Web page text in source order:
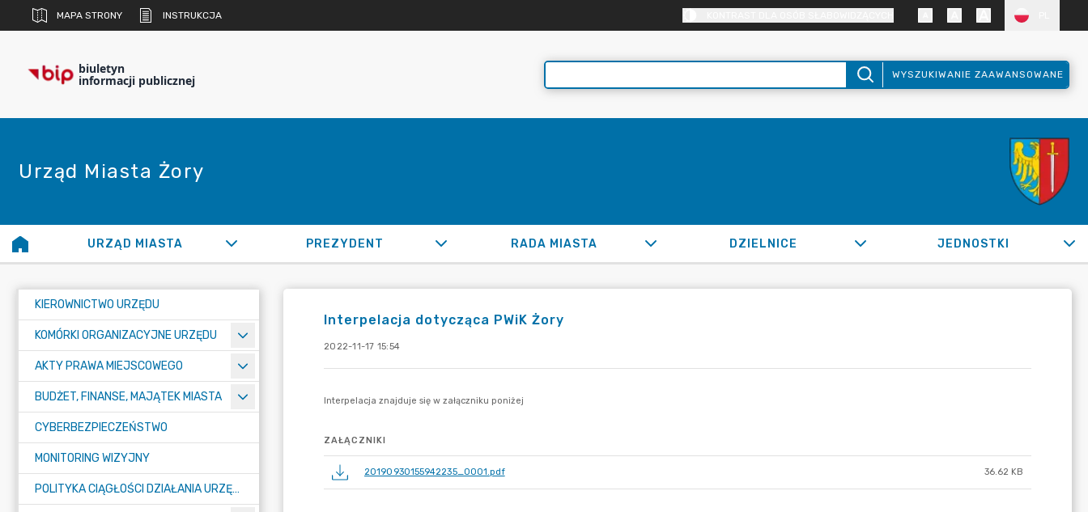
MAPA STRONY INSTRUKCJA
biuletyn
informacji publicznej WYSZUKIWANIE ZAAWANSOWANE
Urząd Miasta Żory
URZĄD MIASTA PREZYDENT RADA MIASTA DZIELNICE JEDNOSTKI
KIEROWNICTWO URZĘDU
KOMÓRKI ORGANIZACYJNE URZĘDU
AKTY PRAWA MIEJSCOWEGO
BUDŻET, FINANSE, MAJĄTEK MIASTA
CYBERBEZPIECZEŃSTWO
MONITORING WIZYJNY
POLITYKA CIĄGŁOŚCI DZIAŁANIA URZĘDU MIASTA ŻORY
Interpelacja dotycząca PWiK Żory
2022-11-17 15:54
ZAŁĄCZNIKI
20190930155942235_0001.pdf 36.62 KB